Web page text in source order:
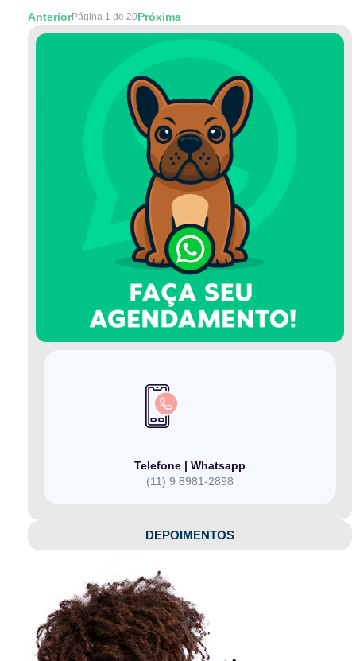
AnteriorPágina 1 de 20Próxima
Telefone | Whatsapp
(11) 9 8981-2898
DEPOIMENTOS​